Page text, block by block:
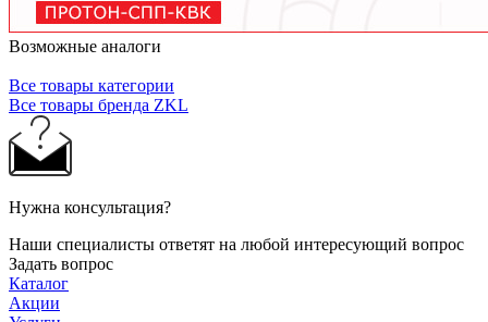
Возможные аналоги
Все товары категории
Все товары бренда ZKL
Нужна консультация?
Наши специалисты ответят на любой интересующий вопрос
Задать вопрос
Каталог
Акции